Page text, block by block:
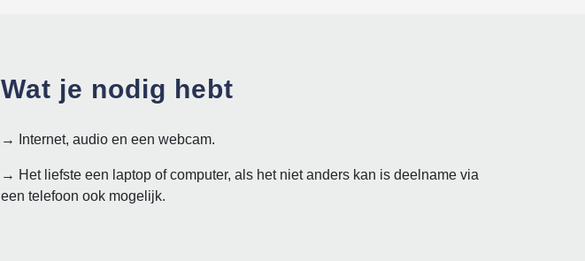
Wat je nodig hebt
→ Internet, audio en een webcam.
→ Het liefste een laptop of computer, als het niet anders kan is deelname via
een telefoon ook mogelijk.